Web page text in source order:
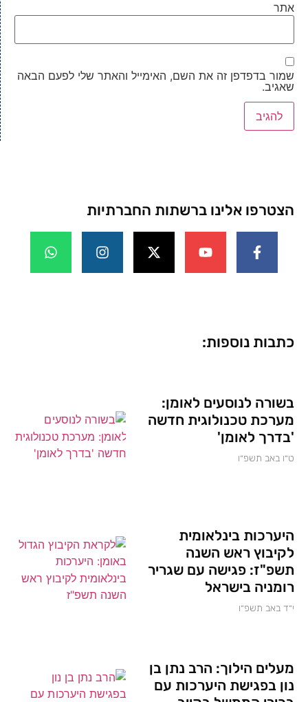
אתר
שמור בדפדפן זה את השם, האימייל והאתר שלי לפעם הבאה
שאגיב.
הצטרפו אלינו ברשתות החברתיות
כתבות נוספות:
בשורה לנוסעים לאומן:
מערכת טכנולוגית חדשה
'בדרך לאומן'
ט״ו באב תשפ״ו
היערכות בינלאומית
לקיבוץ ראש השנה
תשפ"ז: פגישה עם שגריר
רומניה בישראל
י״ד באב תשפ״ו
מעלים הילוך: הרב נתן בן
נון בפגישת היערכות עם